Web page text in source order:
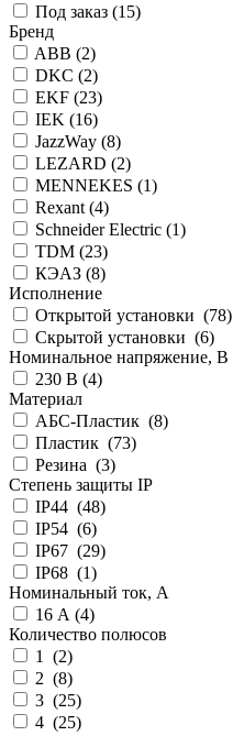
Под заказ (15)
Бренд
ABB (2)
DKC (2)
EKF (23)
IEK (16)
JazzWay (8)
LEZARD (2)
MENNEKES (1)
Rexant (4)
Schneider Electric (1)
TDM (23)
КЭАЗ (8)
Исполнение
Открытой установки (78)
Скрытой установки (6)
Номинальное напряжение, В
230 В (4)
Материал
АБС-Пластик (8)
Пластик (73)
Резина (3)
Степень защиты IP
IP44 (48)
IP54 (6)
IP67 (29)
IP68 (1)
Номинальный ток, А
16 А (4)
Количество полюсов
1 (2)
2 (8)
3 (25)
4 (25)